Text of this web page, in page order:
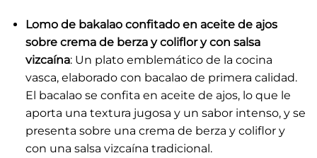
Lomo de bakalao confitado en aceite de ajos
sobre crema de berza y coliflor y con salsa
vizcaína: Un plato emblemático de la cocina
vasca, elaborado con bacalao de primera calidad.
El bacalao se confita en aceite de ajos, lo que le
aporta una textura jugosa y un sabor intenso, y se
presenta sobre una crema de berza y coliflor y
con una salsa vizcaína tradicional.